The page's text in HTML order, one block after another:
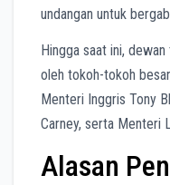
undangan untuk
Hingga saat ini,
oleh tokoh-tokoh
Menteri Inggris Tony
Carney, serta Menteri
Alasan